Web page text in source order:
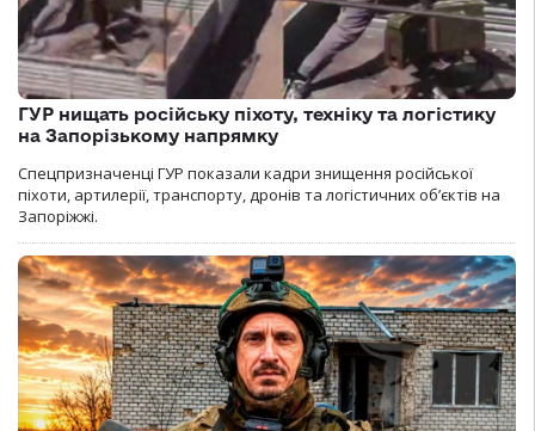
ГУР нищать російську піхоту, техніку та логістику
на Запорізькому напрямку
Спецпризначенці ГУР показали кадри знищення російської
піхоти, артилерії, транспорту, дронів та логістичних об’єктів на
Запоріжжі.